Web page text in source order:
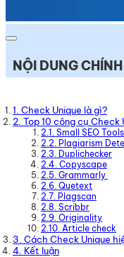
NỘI DUNG CHÍNH
1. Check Unique là gì?
2. Top 10 công cụ
2.1. Small SEO Tools
2.2. Plagiarism
2.3. Duplichecker
2.4. Copyscape
2.5. Grammarly
2.6. Quetext
2.7. Plagscan
2.8. Scribbr
2.9. Originality
2.10. Article check
3. Cách Check Unique
4. Kết luận